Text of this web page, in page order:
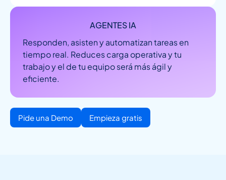
AGENTES IA
Responden, asisten y automatizan tareas en
tiempo real. Reduces carga operativa y tu
trabajo y el de tu equipo será más ágil y
eficiente.
Pide una Demo Empieza gratis